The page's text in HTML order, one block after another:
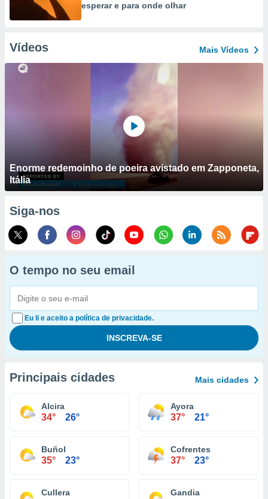
esperar e para onde olhar
Vídeos Mais Vídeos
Enorme redemoinho de poeira avistado em Zapponeta,
Itália
Siga-nos
O tempo no seu email
Eu li e aceito a política de privacidade.
Principais cidades Mais cidades
Alcira
34° 26°
Ayora
37° 21°
Buñol
35° 23°
Cofrentes
37° 23°
Cullera Gandia